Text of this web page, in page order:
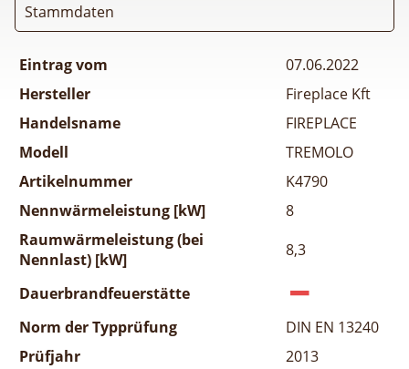
Stammdaten
Eintrag vom
07.06.2022
Hersteller
Fireplace Kft
Handelsname
FIREPLACE
Modell
TREMOLO
Artikelnummer
K4790
Nennwärmeleistung [kW]
8
Raumwärmeleistung (bei
Nennlast) [kW]
8,3
Dauerbrandfeuerstätte
Norm der Typprüfung
DIN EN 13240
Prüfjahr
2013